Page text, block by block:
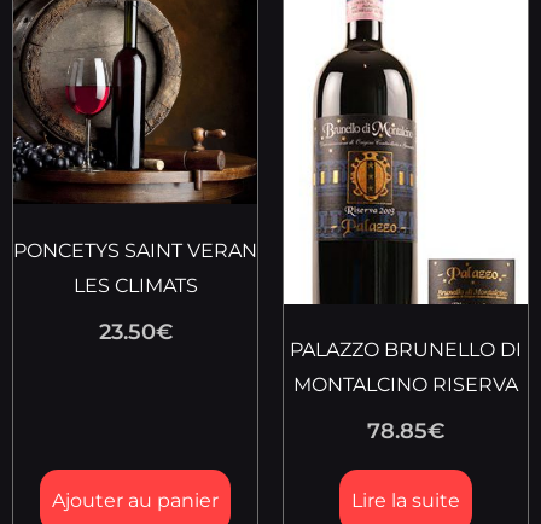
PONCETYS SAINT VERAN
LES CLIMATS
23.50€
Ajouter au panier
PALAZZO BRUNELLO DI
MONTALCINO RISERVA
78.85€
Lire la suite